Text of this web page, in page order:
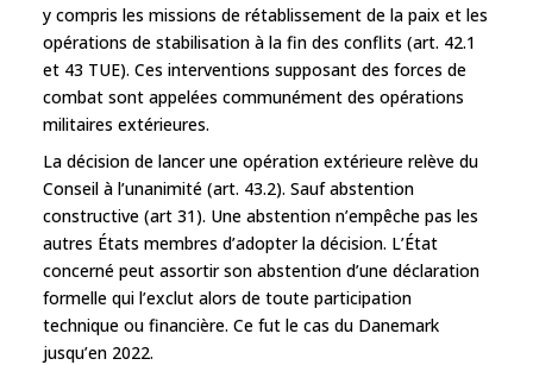
y compris les missions de rétablissement de la paix et les
opérations de stabilisation à la fin des conflits (art. 42.1
et 43 TUE). Ces interventions supposant des forces de
combat sont appelées communément des opérations
militaires extérieures.
La décision de lancer une opération extérieure relève du
Conseil à l’unanimité (art. 43.2). Sauf abstention
constructive (art 31). Une abstention n’empêche pas les
autres États membres d’adopter la décision. L’État
concerné peut assortir son abstention d’une déclaration
formelle qui l’exclut alors de toute participation
technique ou financière. Ce fut le cas du Danemark
jusqu’en 2022.